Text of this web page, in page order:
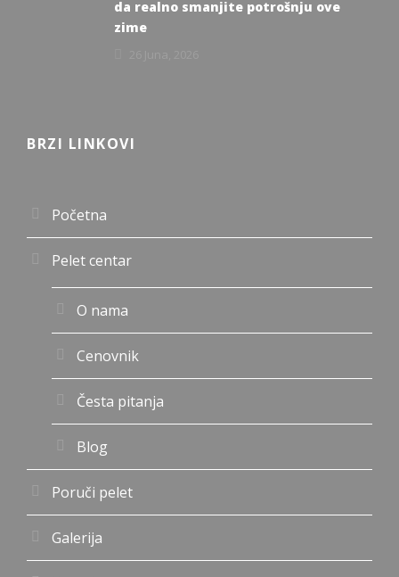
da realno smanjite potrošnju ove
zime
BRZI LINKOVI
Početna
Pelet centar
O nama
Cenovnik
Česta pitanja
Blog
Poruči pelet
Galerija